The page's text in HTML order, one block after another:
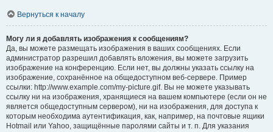
Вернуться к началу
Могу ли я добавлять изображения к сообщениям?
Да, вы можете размещать изображения в ваших сообщениях. Если
администратор разрешил добавлять вложения, вы можете загрузить
изображение на конференцию. Если нет, вы должны указать ссылку на
изображение, сохранённое на общедоступном веб-сервере. Пример
ссылки: http://www.example.com/my-picture.gif. Вы не можете указывать
ссылку ни на изображения, хранящиеся на вашем компьютере (если он не
является общедоступным сервером), ни на изображения, для доступа к
которым необходима аутентификация, как, например, на почтовые ящики
Hotmail или Yahoo, защищённые паролями сайты и т. п. Для указания